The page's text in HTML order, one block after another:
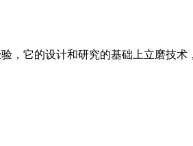
，它的设计和研究的基础上立磨技